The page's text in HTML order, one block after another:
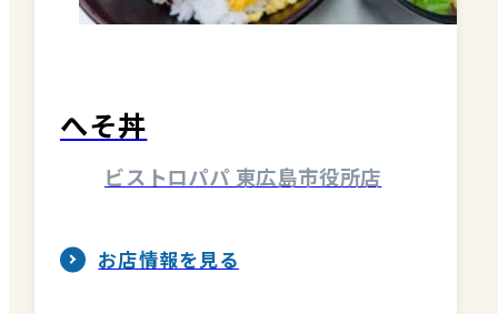
へそ丼
ビストロパパ 東広島市役所店
お店情報を見る